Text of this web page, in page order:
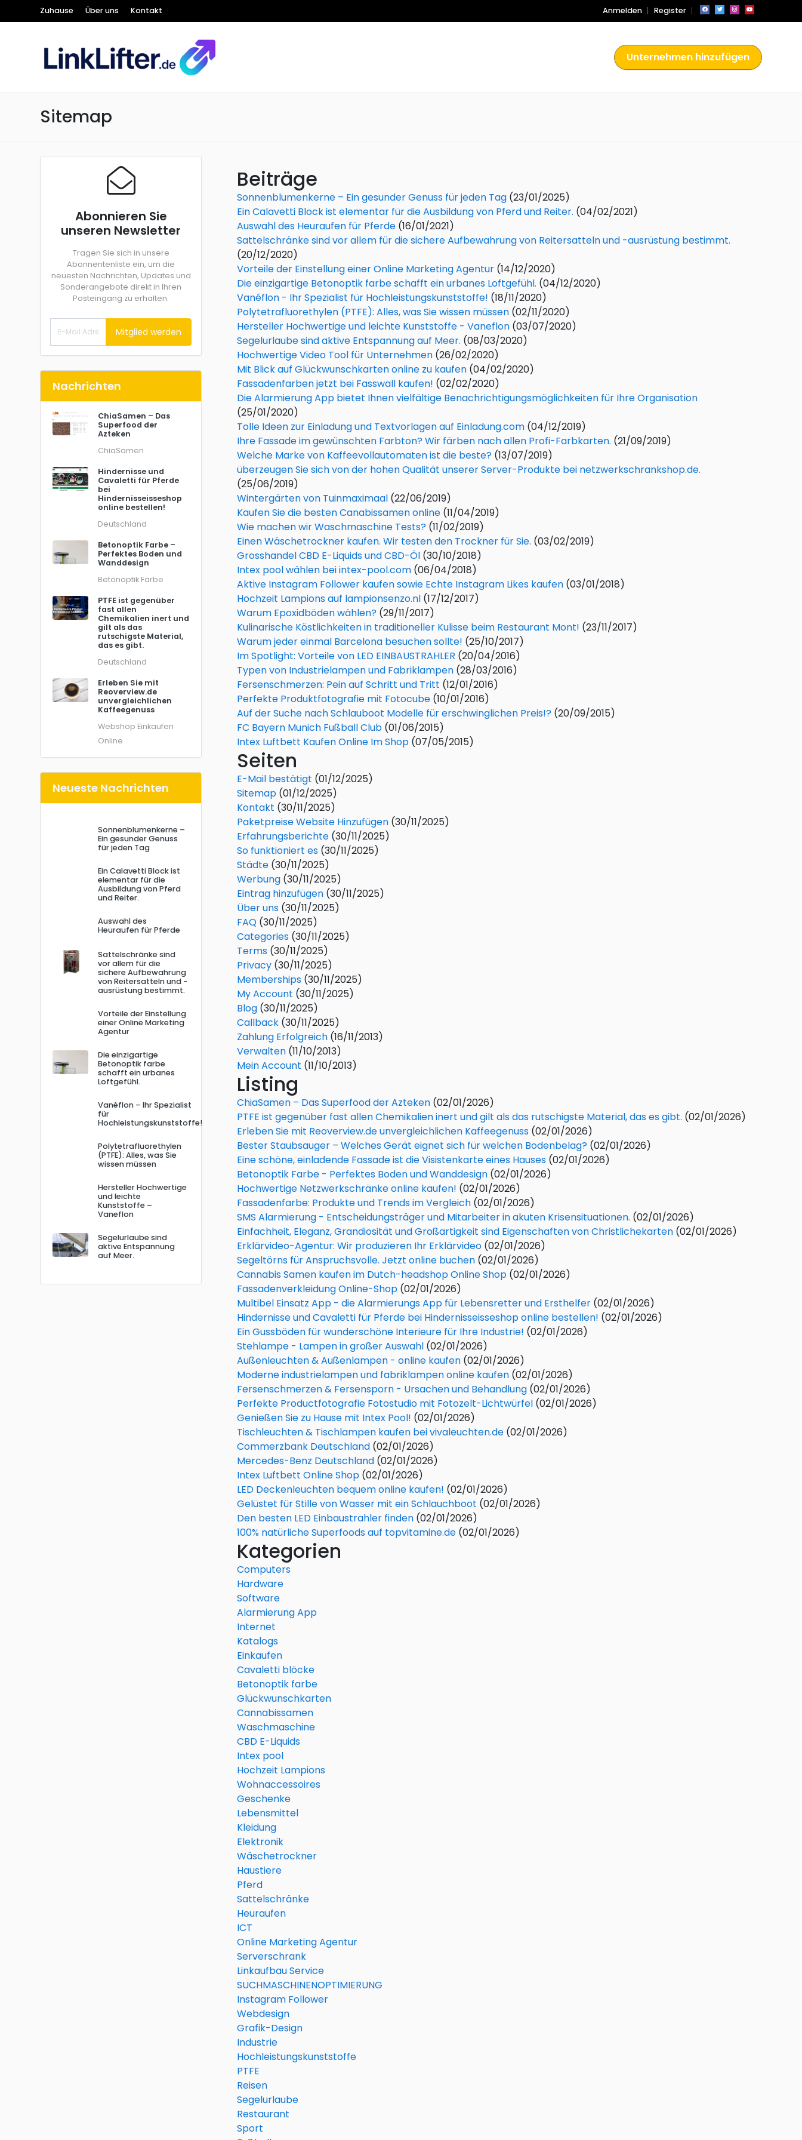
Zuhause Über uns Kontakt Anmelden Register
Unternehmen hinzufügen
Sitemap
Beiträge
Sonnenblumenkerne – Ein gesunder Genuss für jeden Tag (23/01/2025)
Ein Calavetti Block ist elementar für die Ausbildung von Pferd und Reiter. (04/02/2021)
Auswahl des Heuraufen für Pferde (16/01/2021)
Sattelschränke sind vor allem für die sichere Aufbewahrung von Reitersatteln und -ausrüstung bestimmt.
(20/12/2020)
Vorteile der Einstellung einer Online Marketing Agentur (14/12/2020)
Die einzigartige Betonoptik farbe schafft ein urbanes Loftgefühl. (04/12/2020)
Vanéflon - Ihr Spezialist für Hochleistungskunststoffe! (18/11/2020)
Polytetrafluorethylen (PTFE): Alles, was Sie wissen müssen (02/11/2020)
Hersteller Hochwertige und leichte Kunststoffe - Vaneflon (03/07/2020)
Segelurlaube sind aktive Entspannung auf Meer. (08/03/2020)
Hochwertige Video Tool für Unternehmen (26/02/2020)
Mit Blick auf Glückwunschkarten online zu kaufen (04/02/2020)
Fassadenfarben jetzt bei Fasswall kaufen! (02/02/2020)
Die Alarmierung App bietet Ihnen vielfältige Benachrichtigungsmöglichkeiten für Ihre Organisation
(25/01/2020)
Tolle Ideen zur Einladung und Textvorlagen auf Einladung.com (04/12/2019)
Ihre Fassade im gewünschten Farbton? Wir färben nach allen Profi-Farbkarten. (21/09/2019)
Welche Marke von Kaffeevollautomaten ist die beste? (13/07/2019)
überzeugen Sie sich von der hohen Qualität unserer Server-Produkte bei netzwerkschrankshop.de.
(25/06/2019)
Wintergärten von Tuinmaximaal (22/06/2019)
Kaufen Sie die besten Canabissamen online (11/04/2019)
Wie machen wir Waschmaschine Tests? (11/02/2019)
Einen Wäschetrockner kaufen. Wir testen den Trockner für Sie. (03/02/2019)
Grosshandel CBD E-Liquids und CBD-Öl (30/10/2018)
Intex pool wählen bei intex-pool.com (06/04/2018)
Aktive Instagram Follower kaufen sowie Echte Instagram Likes kaufen (03/01/2018)
Hochzeit Lampions auf lampionsenzo.nl (17/12/2017)
Warum Epoxidböden wählen? (29/11/2017)
Kulinarische Köstlichkeiten in traditioneller Kulisse beim Restaurant Mont! (23/11/2017)
Warum jeder einmal Barcelona besuchen sollte! (25/10/2017)
Im Spotlight: Vorteile von LED EINBAUSTRAHLER (20/04/2016)
Typen von Industrielampen und Fabriklampen (28/03/2016)
Fersenschmerzen: Pein auf Schritt und Tritt (12/01/2016)
Perfekte Produktfotografie mit Fotocube (10/01/2016)
Auf der Suche nach Schlauboot Modelle für erschwinglichen Preis!? (20/09/2015)
FC Bayern Munich Fußball Club (01/06/2015)
Intex Luftbett Kaufen Online Im Shop (07/05/2015)
Seiten
E-Mail bestätigt (01/12/2025)
Sitemap (01/12/2025)
Kontakt (30/11/2025)
Paketpreise Website Hinzufügen (30/11/2025)
Erfahrungsberichte (30/11/2025)
So funktioniert es (30/11/2025)
Städte (30/11/2025)
Werbung (30/11/2025)
Eintrag hinzufügen (30/11/2025)
Über uns (30/11/2025)
FAQ (30/11/2025)
Categories (30/11/2025)
Terms (30/11/2025)
Privacy (30/11/2025)
Memberships (30/11/2025)
My Account (30/11/2025)
Blog (30/11/2025)
Callback (30/11/2025)
Zahlung Erfolgreich (16/11/2013)
Verwalten (11/10/2013)
Mein Account (11/10/2013)
Listing
ChiaSamen – Das Superfood der Azteken (02/01/2026)
PTFE ist gegenüber fast allen Chemikalien inert und gilt als das rutschigste Material, das es gibt. (02/01/2026)
Erleben Sie mit Reoverview.de unvergleichlichen Kaffeegenuss (02/01/2026)
Bester Staubsauger – Welches Gerät eignet sich für welchen Bodenbelag? (02/01/2026)
Eine schöne, einladende Fassade ist die Visistenkarte eines Hauses (02/01/2026)
Betonoptik Farbe - Perfektes Boden und Wanddesign (02/01/2026)
Hochwertige Netzwerkschränke online kaufen! (02/01/2026)
Fassadenfarbe: Produkte und Trends im Vergleich (02/01/2026)
SMS Alarmierung - Entscheidungsträger und Mitarbeiter in akuten Krisensituationen. (02/01/2026)
Einfachheit, Eleganz, Grandiosität und Großartigkeit sind Eigenschaften von Christlichekarten (02/01/2026)
Erklärvideo-Agentur: Wir produzieren Ihr Erklärvideo (02/01/2026)
Segeltörns für Anspruchsvolle. Jetzt online buchen‎ (02/01/2026)
Cannabis Samen kaufen im Dutch-headshop Online Shop (02/01/2026)
Fassadenverkleidung Online-Shop (02/01/2026)
Multibel Einsatz App - die Alarmierungs App für Lebensretter und Ersthelfer (02/01/2026)
Hindernisse und Cavaletti für Pferde bei Hindernisseisseshop online bestellen! (02/01/2026)
Ein Gussböden für wunderschöne Interieure für Ihre Industrie! (02/01/2026)
Stehlampe - Lampen in großer Auswahl (02/01/2026)
Außenleuchten & Außenlampen - online kaufen (02/01/2026)
Moderne industrielampen und fabriklampen online kaufen (02/01/2026)
Fersenschmerzen & Fersensporn - Ursachen und Behandlung (02/01/2026)
Perfekte Productfotografie Fotostudio mit Fotozelt-Lichtwürfel (02/01/2026)
Genießen Sie zu Hause mit Intex Pool! (02/01/2026)
Tischleuchten & Tischlampen kaufen bei vivaleuchten.de (02/01/2026)
Commerzbank Deutschland (02/01/2026)
Mercedes-Benz Deutschland (02/01/2026)
Intex Luftbett Online Shop (02/01/2026)
LED Deckenleuchten bequem online kaufen! (02/01/2026)
Gelüstet für Stille von Wasser mit ein Schlauchboot (02/01/2026)
Den besten LED Einbaustrahler finden (02/01/2026)
100% natürliche Superfoods‎ auf topvitamine.de (02/01/2026)
Kategorien
Computers
Hardware
Software
Alarmierung App
Internet
Katalogs
Einkaufen
Cavaletti blöcke
Betonoptik farbe
Glückwunschkarten
Cannabissamen
Waschmaschine
CBD E-Liquids
Intex pool
Hochzeit Lampions
Wohnaccessoires
Geschenke
Lebensmittel
Kleidung
Elektronik
Wäschetrockner
Haustiere
Pferd
Sattelschränke
Heuraufen
ICT
Online Marketing Agentur
Serverschrank
Linkaufbau Service
SUCHMASCHINENOPTIMIERUNG
Instagram Follower
Webdesign
Grafik-Design
Industrie
Hochleistungskunststoffe
PTFE
Reisen
Segelurlaube
Restaurant
Sport
Abonnieren Sie
unseren Newsletter
Tragen Sie sich in unsere
Abonnentenliste ein, um die
neuesten Nachrichten, Updates und
Sonderangebote direkt in Ihren
Posteingang zu erhalten.
Mitglied werden
Nachrichten
ChiaSamen – Das
Superfood der
Azteken
ChiaSamen
Hindernisse und
Cavaletti für Pferde
bei
Hindernisseisseshop
online bestellen!
Deutschland
Betonoptik Farbe –
Perfektes Boden und
Wanddesign
Betonoptik Farbe
PTFE ist gegenüber
fast allen
Chemikalien inert und
gilt als das
rutschigste Material,
das es gibt.
Deutschland
Erleben Sie mit
Reoverview.de
unvergleichlichen
Kaffeegenuss
Webshop Einkaufen
Online
Neueste Nachrichten
Sonnenblumenkerne –
Ein gesunder Genuss
für jeden Tag
Ein Calavetti Block ist
elementar für die
Ausbildung von Pferd
und Reiter.
Auswahl des
Heuraufen für Pferde
Sattelschränke sind
vor allem für die
sichere Aufbewahrung
von Reitersatteln und -
ausrüstung bestimmt.
Vorteile der Einstellung
einer Online Marketing
Agentur
Die einzigartige
Betonoptik farbe
schafft ein urbanes
Loftgefühl.
Vanéflon – Ihr Spezialist
für
Hochleistungskunststoffe!
Polytetrafluorethylen
(PTFE): Alles, was Sie
wissen müssen
Hersteller Hochwertige
und leichte
Kunststoffe –
Vaneflon
Segelurlaube sind
aktive Entspannung
auf Meer.